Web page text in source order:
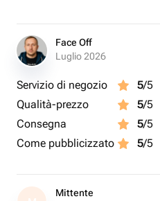
Face Off
Luglio 2026
Servizio di negozio 5/5
Qualità-prezzo
5/5
Consegna
5/5
Come pubblicizzato
5/5
Mittente